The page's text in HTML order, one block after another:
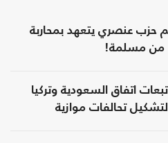
حزب عنصري يتعهد بمحاربة
من مسلمة!
اتفاق السعودية وتركيا
تحالفات موازية